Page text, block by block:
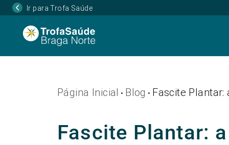
Ir para Trofa Saúde
Página Inicial • Blog • Fascite Plantar:
Fascite Plantar: